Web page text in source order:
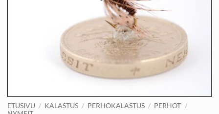
ETUSIVU / KALASTUS / PERHOKALASTUS / PERHOT /